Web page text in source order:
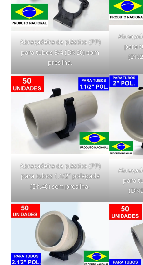
Abraçadeira de plástico (PP)
para tubos 3/4 (DN20) com
presilha.
para
Abraçadeira de plástico (PP)
para tubos 1.1/2″ polegada
(DN40) sem presilha.
para